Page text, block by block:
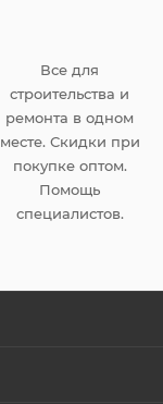
Все для
строительства и
ремонта в одном
месте. Скидки при
покупке оптом.
Помощь
специалистов.